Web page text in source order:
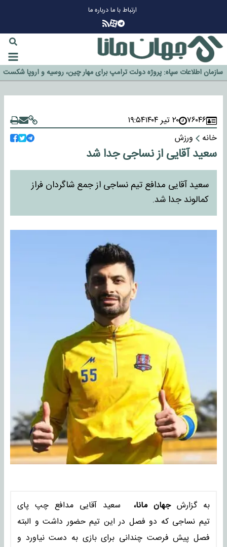
ارتباط با مادرباره ما
گزینه جدایی اوسمار روی میز مدیران پرسپولیس
آیا رئیس جمهور آمریکا قانون را دور می‌زند؟
اخراج رسمی چهره نامدار از پرسپولیس
سازمان اطلاعات سپاه: پروژه دولت ترامپ برای مهار چین، روسیه و اروپا شکست
خورد
۷۶۰۴۶ ۲۰ تیر ۱۴۰۴
۱۹:۵۴
خانه
ورزش
سعید آقایی از نساجی جدا شد
سعید آقایی مدافع تیم نساجی از جمع شاگردان فراز
کمالوند جدا شد.
به گزارش جهان مانا،
سعید آقایی مدافع چپ پای
تیم نساجی که دو فصل در این تیم حضور داشت و البته
فصل پیش فرصت چندانی برای بازی به دست نیاورد و